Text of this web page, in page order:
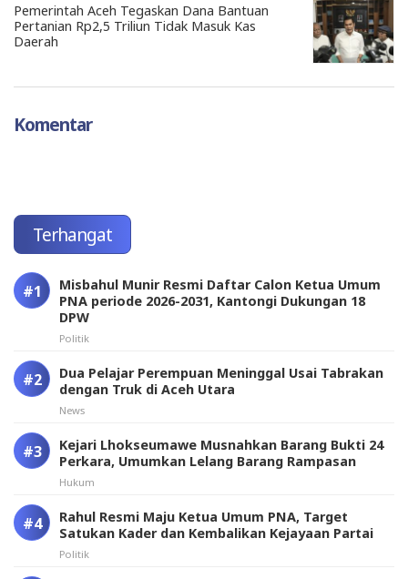
Pemerintah Aceh Tegaskan Dana Bantuan
Pertanian Rp2,5 Triliun Tidak Masuk Kas
Daerah
Komentar
Terhangat
Misbahul Munir Resmi Daftar Calon Ketua Umum
PNA periode 2026-2031, Kantongi Dukungan 18
DPW
Politik
Dua Pelajar Perempuan Meninggal Usai Tabrakan
dengan Truk di Aceh Utara
News
Kejari Lhokseumawe Musnahkan Barang Bukti 24
Perkara, Umumkan Lelang Barang Rampasan
Hukum
Rahul Resmi Maju Ketua Umum PNA, Target
Satukan Kader dan Kembalikan Kejayaan Partai
Politik